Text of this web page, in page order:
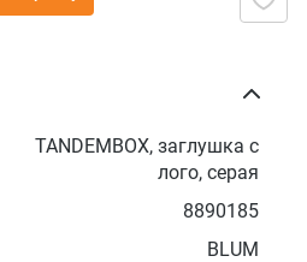
TANDEMBOX, заглушка с
лого, серая
8890185
BLUM